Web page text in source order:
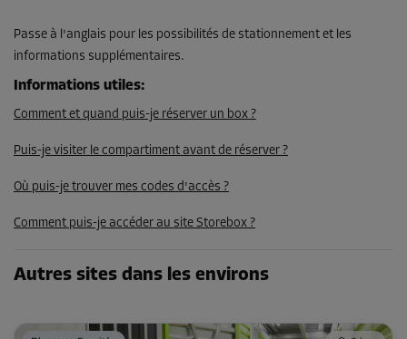
Passe à l'anglais pour les possibilités de stationnement et les
informations supplémentaires.
Informations utiles:
Comment et quand puis-je réserver un box ?
Puis-je visiter le compartiment avant de réserver ?
Où puis-je trouver mes codes d'accès ?
Comment puis-je accéder au site Storebox ?
Autres sites dans les environs